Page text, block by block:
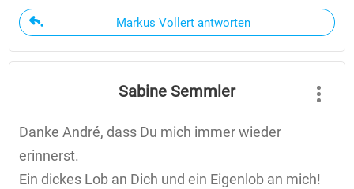
Markus Vollert antworten
Sabine Semmler
Danke André, dass Du mich immer wieder
erinnerst.
Ein dickes Lob an Dich und ein Eigenlob an mich!